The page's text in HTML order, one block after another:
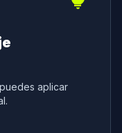
aplicar